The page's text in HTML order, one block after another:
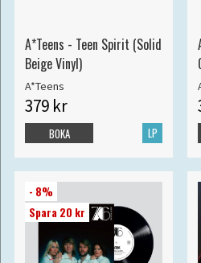
A*Teens - Teen Spirit (Solid
Beige Vinyl)
A*Teens
379 kr
LP
BOKA
- 8%
Spara 20 kr